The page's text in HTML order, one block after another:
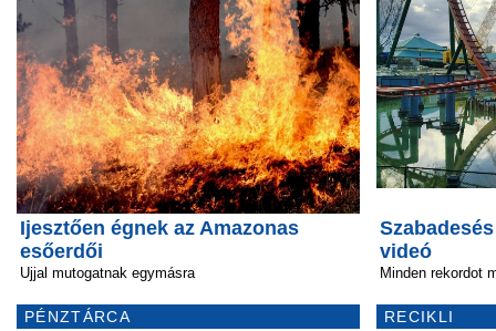
Ijesztően égnek az Amazonas
esőerdői
Ujjal mutogatnak egymásra
PÉNZTÁRCA
videó
Minden rekordot
RECIKLI